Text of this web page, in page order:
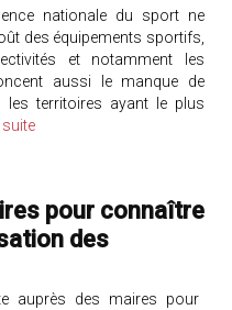
nationale du sport ne
des équipements sportifs,
et notamment les
aussi le manque de
les territoires ayant le plus
suite
pour connaître
des
auprès des maires pour